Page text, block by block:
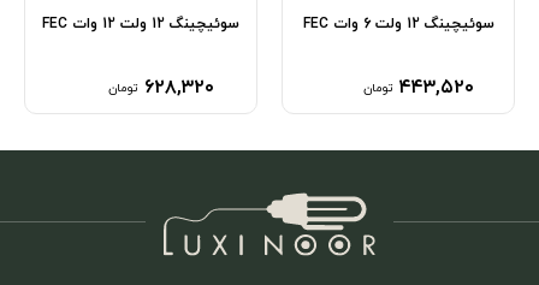
سوئیچینگ 12 ولت 6 وات FEC
۴۴۳,۵۲۰ تومان
سوئیچینگ 12 ولت 12 وات FEC
۶۲۸,۳۲۰ تومان